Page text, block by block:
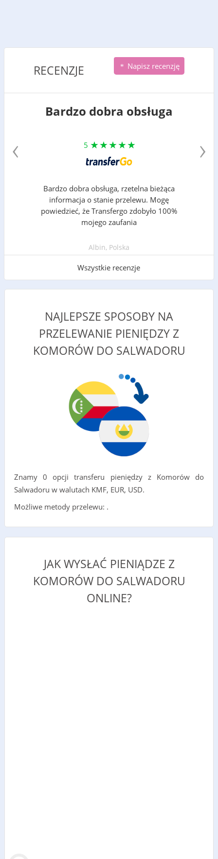
RECENZJE Napisz recenzję
Bardzo dobra obsługa
5
Bardzo dobra obsługa, rzetelna bieżąca
informacja o stanie przelewu. Mogę
powiedzieć, że Transfergo zdobyło 100%
mojego zaufania
Albin, Polska
Wszystkie recenzje
‹ ›
NAJLEPSZE SPOSOBY NA
PRZELEWANIE PIENIĘDZY Z
KOMORÓW DO SALWADORU
Znamy 0 opcji transferu pieniędzy z Komorów do
Salwadoru w walutach KMF, EUR, USD.
Możliwe metody przelewu: .
JAK WYSŁAĆ PIENIĄDZE Z
KOMORÓW DO SALWADORU
ONLINE?